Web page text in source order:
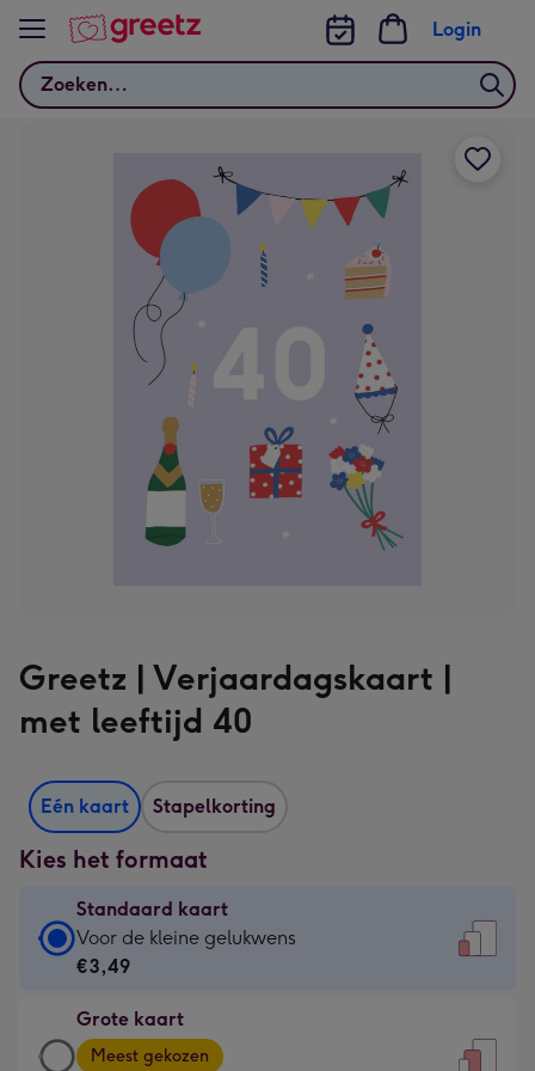
Bekijk meer
Zoeken
Login
Greetz | Verjaardagskaart |
met leeftijd 40
Eén kaart Stapelkorting
Kies het formaat
Standaard kaart
Standaard
kaart
€3,49
-
Voor de kleine gelukwens
€3,49
Grote kaart
Grote
Meest gekozen